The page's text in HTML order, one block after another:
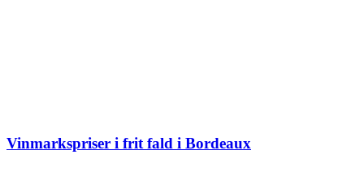
Vinmarkspriser i frit fald i Bordeaux